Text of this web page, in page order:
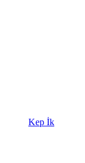
Kep İk